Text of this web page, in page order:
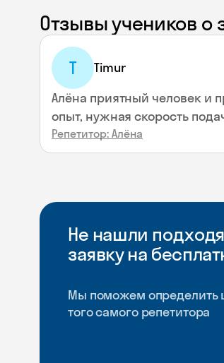
Отзывы учеников о
T Timur
Алёна приятный человек и
опыт, нужная скорость
Репетитор: Алёна
Не нашли
заявку на
Мы поможем определить
того самого репетитора